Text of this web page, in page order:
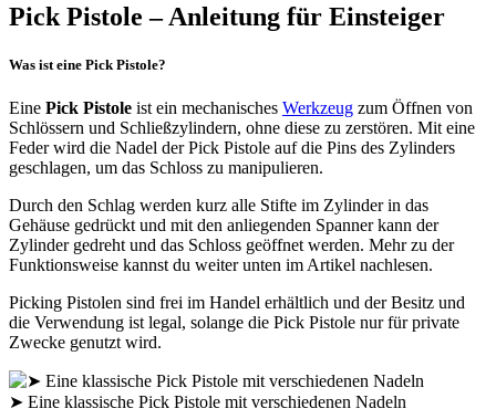
Pick Pistole – Anleitung für Einsteiger
Was ist eine Pick Pistole?
Eine Pick Pistole ist ein mechanisches Werkzeug zum Öffnen von
Schlössern und Schließzylindern, ohne diese zu zerstören. Mit eine
Feder wird die Nadel der Pick Pistole auf die Pins des Zylinders
geschlagen, um das Schloss zu manipulieren.
Durch den Schlag werden kurz alle Stifte im Zylinder in das
Gehäuse gedrückt und mit den anliegenden Spanner kann der
Zylinder gedreht und das Schloss geöffnet werden. Mehr zu der
Funktionsweise kannst du weiter unten im Artikel nachlesen.
Picking Pistolen sind frei im Handel erhältlich und der Besitz und
die Verwendung ist legal, solange die Pick Pistole nur für private
Zwecke genutzt wird.
➤ Eine klassische Pick Pistole mit verschiedenen Nadeln